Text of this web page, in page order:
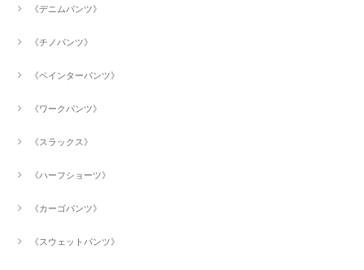
《デニムパンツ》
《チノパンツ》
《ペインターパンツ》
《ワークパンツ》
《スラックス》
《ハーフショーツ》
《カーゴパンツ》
《スウェットパンツ》